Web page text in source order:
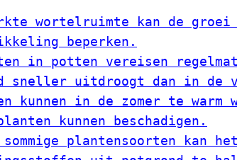
wortelruimte kan de groei
beperken.
in potten vereisen
sneller uitdroogt dan in de
kunnen in de zomer te warm
kunnen beschadigen.
sommige plantensoorten kan